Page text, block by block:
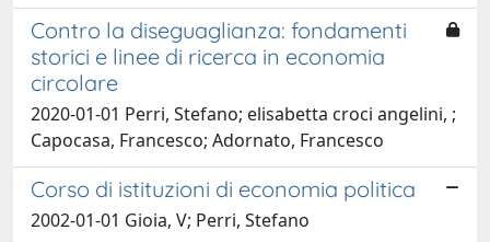
Contro la diseguaglianza: fondamenti
storici e linee di ricerca in economia
circolare
2020-01-01 Perri, Stefano; elisabetta croci angelini, ;
Capocasa, Francesco; Adornato, Francesco
Corso di istituzioni di economia politica
2002-01-01 Gioia, V; Perri, Stefano